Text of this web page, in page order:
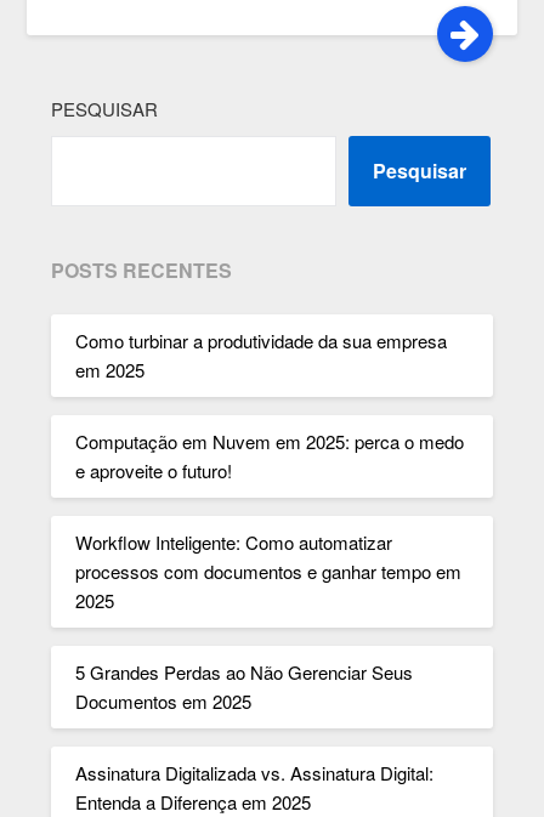
PESQUISAR
Pesquisar
POSTS RECENTES
Como turbinar a produtividade da sua empresa
em 2025
Computação em Nuvem em 2025: perca o medo
e aproveite o futuro!
Workflow Inteligente: Como automatizar
processos com documentos e ganhar tempo em
2025
5 Grandes Perdas ao Não Gerenciar Seus
Documentos em 2025
Assinatura Digitalizada vs. Assinatura Digital:
Entenda a Diferença em 2025